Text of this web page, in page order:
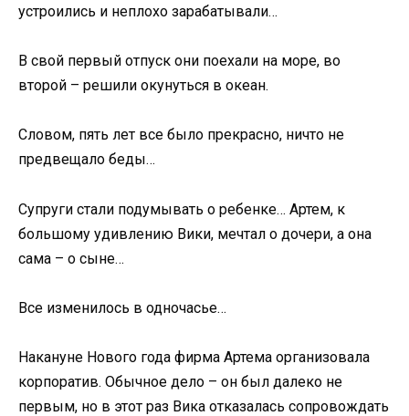
устроились и неплохо зарабатывали…
В свой первый отпуск они поехали на море, во
второй – решили окунуться в океан.
Словом, пять лет все было прекрасно, ничто не
предвещало беды…
Супруги стали подумывать о ребенке… Артем, к
большому удивлению Вики, мечтал о дочери, а она
сама – о сыне…
Все изменилось в одночасье…
Накануне Нового года фирма Артема организовала
корпоратив. Обычное дело – он был далеко не
первым, но в этот раз Вика отказалась сопровождать